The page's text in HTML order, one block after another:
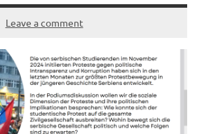
Leave a comment